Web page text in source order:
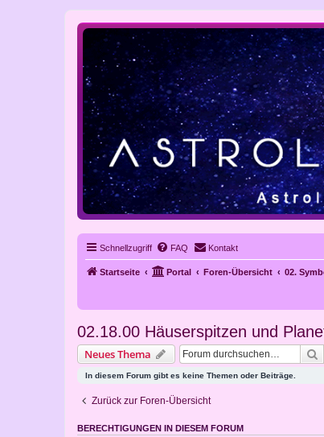
Schnellzugriff FAQ Kontakt
Startseite Portal Foren-Übersicht 02.
02.18.00 Häuserspitzen und
Neues Thema
In diesem Forum gibt es keine Themen oder Beiträge.
Zurück zur Foren-Übersicht
BERECHTIGUNGEN IN DIESEM FORUM